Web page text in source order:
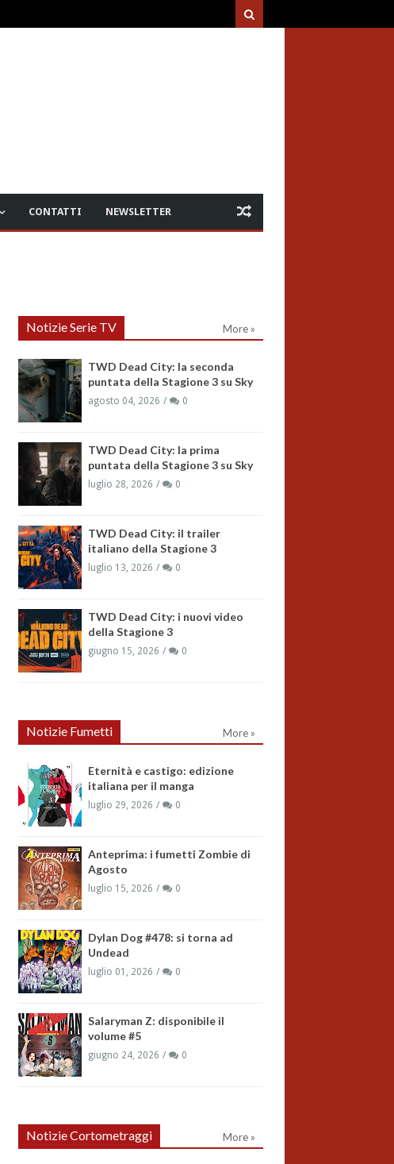
CONTATTI NEWSLETTER
Notizie Serie TV More »
TWD Dead City: la seconda
puntata della Stagione 3 su Sky
agosto 04, 2026 0
TWD Dead City: la prima
puntata della Stagione 3 su Sky
luglio 28, 2026 0
TWD Dead City: il trailer
italiano della Stagione 3
luglio 13, 2026 0
TWD Dead City: i nuovi video
della Stagione 3
giugno 15, 2026 0
Notizie Fumetti More »
Eternità e castigo: edizione
italiana per il manga
luglio 29, 2026 0
Anteprima: i fumetti Zombie di
Agosto
luglio 15, 2026 0
Dylan Dog #478: si torna ad
Undead
luglio 01, 2026 0
Salaryman Z: disponibile il
volume #5
giugno 24, 2026 0
Notizie Cortometraggi More »